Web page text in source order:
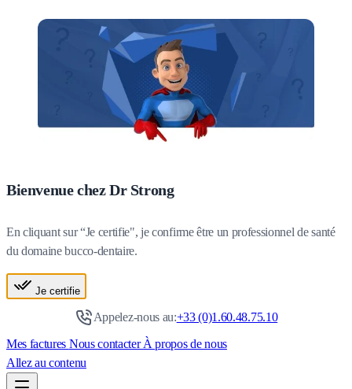
Bienvenue chez Dr Strong
En cliquant sur “Je certifie", je confirme être un professionnel de santé
du domaine bucco-dentaire.
Je certifie
Appelez-nous au:+33 (0)1.60.48.75.10
Mes factures Nous contacterÀ propos de nous
Allez au contenu